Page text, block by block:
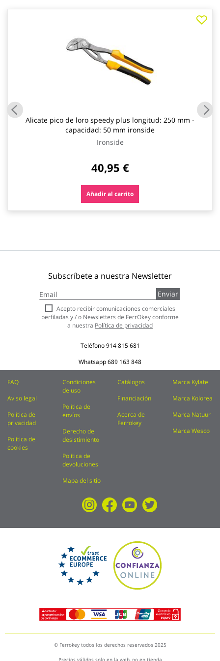
Alicate pico de loro speedy plus longitud: 250 mm -
capacidad: 50 mm ironside
Ironside
40,95 €
Añadir al carrito
Subscríbete a nuestra Newsletter
a
nuestro
boletín
de
Enviar
Acepto recibir comunicaciones comerciales
perfiladas y / o Newsletters de FerrOkey conforme
a nuestra Política de privacidad
Teléfono914 815 681
Whatsapp689 163 848
FAQ
Aviso legal
Política de
privacidad
Política de
cookies
Condiciones
de uso
Política de
envíos
Derecho de
desistimiento
Política de
devoluciones
Mapa del sitio
Catálogos
Financiación
Acerca de
Ferrokey
Marca Kylate
Marca Kolorea
Marca Natuur
Marca Wesco
© Ferrokey todos los derechos reservados 2025
Precios válidos solo en la web, no en tienda